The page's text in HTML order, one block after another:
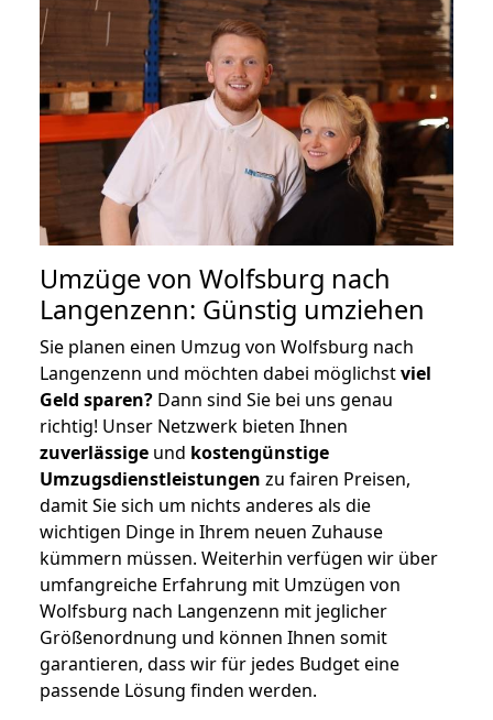
Umzüge von Wolfsburg nach
Langenzenn: Günstig umziehen
Sie planen einen Umzug von Wolfsburg nach
Langenzenn und möchten dabei möglichstviel
Geld sparen? Dann sind Sie bei uns genau
richtig! Unser Netzwerk bieten Ihnen
zuverlässige und kostengünstige
Umzugsdienstleistungen zu fairen Preisen,
damit Sie sich um nichts anderes als die
wichtigen Dinge in Ihrem neuen Zuhause
kümmern müssen. Weiterhin verfügen wir über
umfangreiche Erfahrung mit Umzügen von
Wolfsburg nach Langenzenn mit jeglicher
Größenordnung und können Ihnen somit
garantieren, dass wir für jedes Budget eine
passende Lösung finden werden.